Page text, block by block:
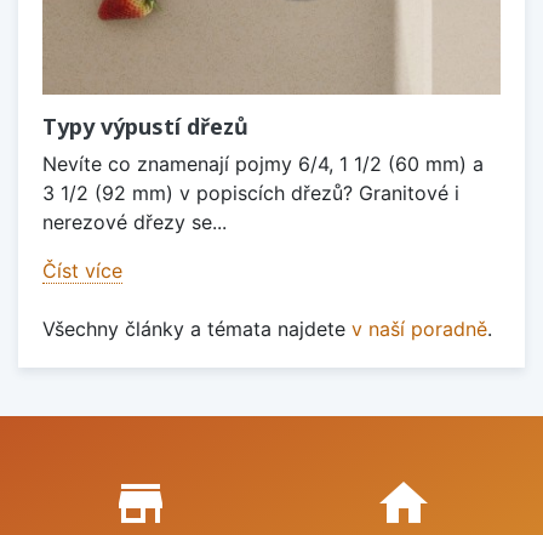
Typy výpustí dřezů
Nevíte co znamenají pojmy 6/4, 1 1/2 (60 mm) a
3 1/2 (92 mm) v popiscích dřezů? Granitové i
nerezové dřezy se...
Číst více
Všechny články a témata najdete v naší poradně.
Proč nakupovat u nás?
store_mall_directory home